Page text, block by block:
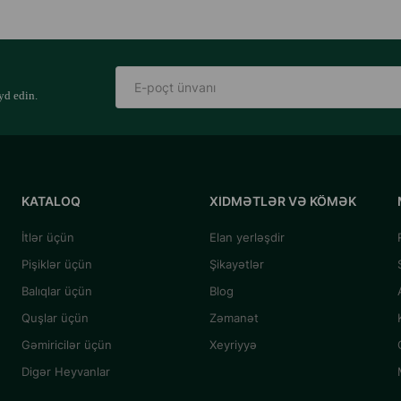
edin.
KATALOQ
İtlər üçün
Pişiklər üçün
Balıqlar üçün
Quşlar üçün
Gəmiricilər üçün
Digər Heyvanlar
XIDMƏTLƏR VƏ KÖMƏK
Elan yerləşdir
Şikayətlər
Blog
Zəmanət
Xeyriyyə